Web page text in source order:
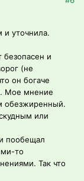
и уточнила.
безопасен и
(не
он богаче
Мое мнение
обезжиренный.
или
пообещал
то
Так что